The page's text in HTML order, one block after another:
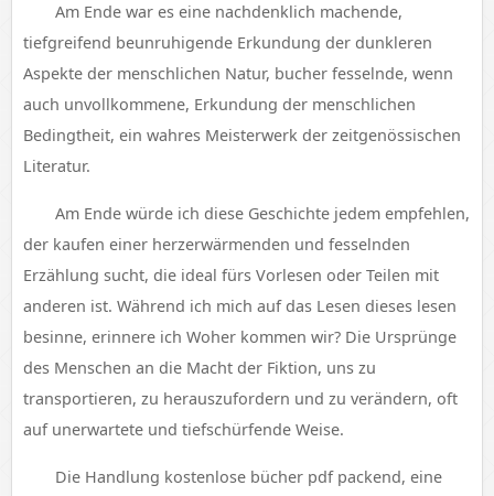
Am Ende war es eine nachdenklich machende,
tiefgreifend beunruhigende Erkundung der dunkleren
Aspekte der menschlichen Natur, bucher fesselnde, wenn
auch unvollkommene, Erkundung der menschlichen
Bedingtheit, ein wahres Meisterwerk der zeitgenössischen
Literatur.
Am Ende würde ich diese Geschichte jedem empfehlen,
der kaufen einer herzerwärmenden und fesselnden
Erzählung sucht, die ideal fürs Vorlesen oder Teilen mit
anderen ist. Während ich mich auf das Lesen dieses lesen
besinne, erinnere ich Woher kommen wir? Die Ursprünge
des Menschen an die Macht der Fiktion, uns zu
transportieren, zu herauszufordern und zu verändern, oft
auf unerwartete und tiefschürfende Weise.
Die Handlung kostenlose bücher pdf packend, eine